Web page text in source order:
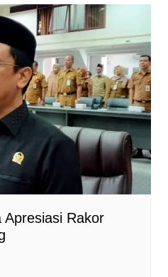
Apresiasi Rakor